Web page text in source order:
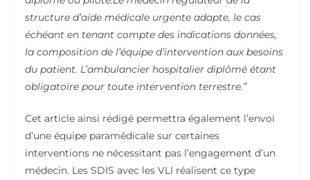
structure d’aide médicale urgente adapte, le cas
échéant en tenant compte des indications données,
la composition de l’équipe d’intervention aux besoins
du patient. L’ambulancier hospitalier diplômé étant
obligatoire pour toute intervention terrestre.”
Cet article ainsi rédigé permettra également l’envoi
d’une équipe paramédicale sur certaines
interventions ne nécessitant pas l’engagement d’un
médecin. Les SDIS avec les VLI réalisent ce type